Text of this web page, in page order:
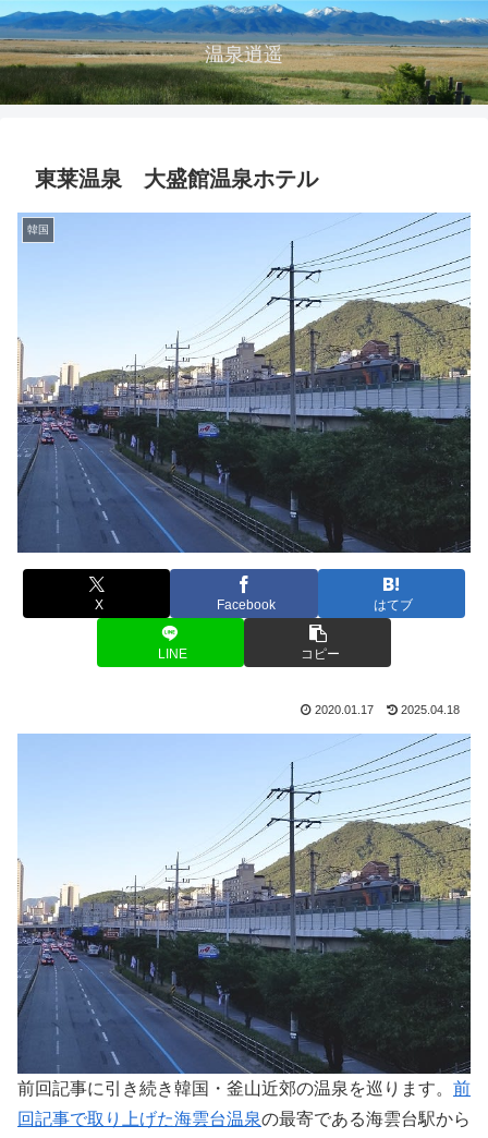
温泉逍遥
東莱温泉 大盛館温泉ホテル
韓国
X Facebook はてブ
LINE コピー
2020.01.17 2025.04.18
前回記事に引き続き韓国・釜山近郊の温泉を巡ります。 前
回記事で取り上げた海雲台温泉の最寄である海雲台駅から